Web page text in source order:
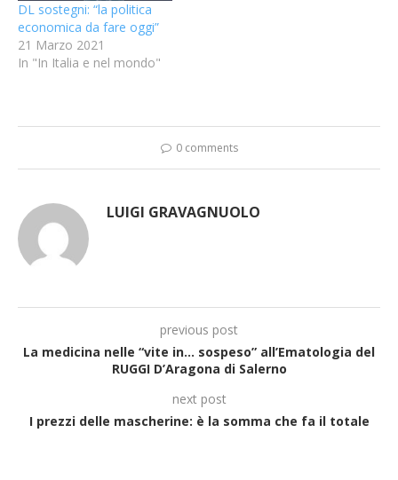
DL sostegni: “la politica
economica da fare oggi”
21 Marzo 2021
In "In Italia e nel mondo"
0 comments
LUIGI GRAVAGNUOLO
previous post
La medicina nelle “vite in… sospeso” all’Ematologia del
RUGGI D’Aragona di Salerno
next post
I prezzi delle mascherine: è la somma che fa il totale